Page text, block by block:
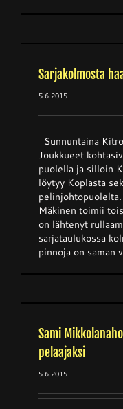
Sarjakolmosta
5.6.2015
Sunnuntaina
Joukkueet
puolella ja silloin
löytyy Koplasta
Mäkinen toimii
on lähtenyt
sarjataulukossa
pinnoja on saman
Sami
pelaajaksi
5.6.2015